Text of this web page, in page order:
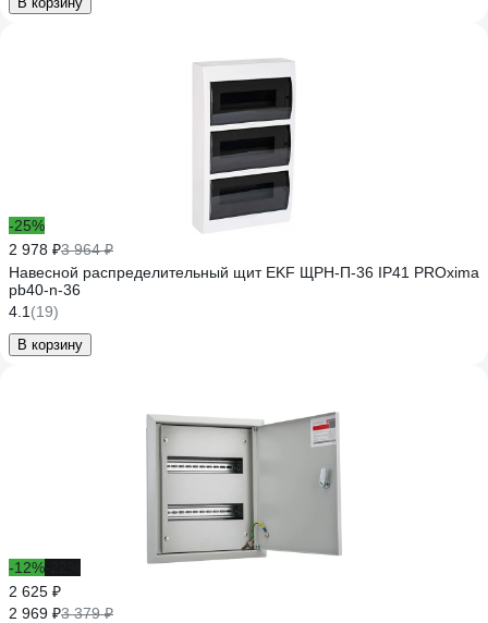
-25%
2 978 ₽3 964 ₽
Навесной распределительный щит EKF ЩРН-П-36 IP41 PROxima
pb40-n-36
4.1 (19)
В корзину
-12%
2 625 ₽
2 969 ₽3 379 ₽